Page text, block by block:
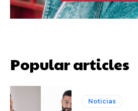
Popular articles
Noticias